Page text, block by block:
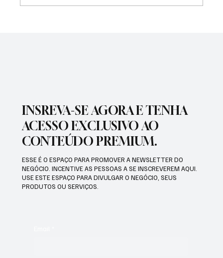
INSREVA-SE AGORA E TENHA
ACESSO EXCLUSIVO AO
CONTEÚDO PREMIUM.
ESSE É O ESPAÇO PARA PROMOVER A NEWSLETTER DO
NEGÓCIO. INCENTIVE AS PESSOAS A SE INSCREVEREM AQUI.
USE ESTE ESPAÇO PARA DIVULGAR O NEGÓCIO, SEUS
PRODUTOS OU SERVIÇOS.